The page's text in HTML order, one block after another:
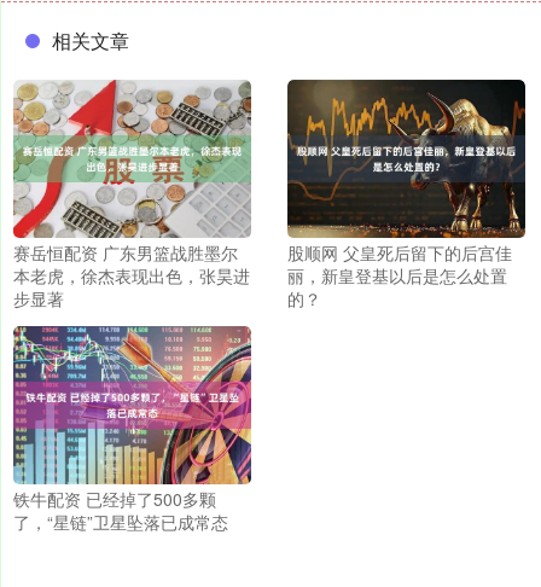
相关文章
赛岳恒配资 广东男篮战胜墨尔
本老虎，徐杰表现出色，张昊进
步显著
股顺网 父皇死后留下的后宫佳
丽，新皇登基以后是怎么处置
的？
铁牛配资 已经掉了500多颗
了，“星链”卫星坠落已成常态